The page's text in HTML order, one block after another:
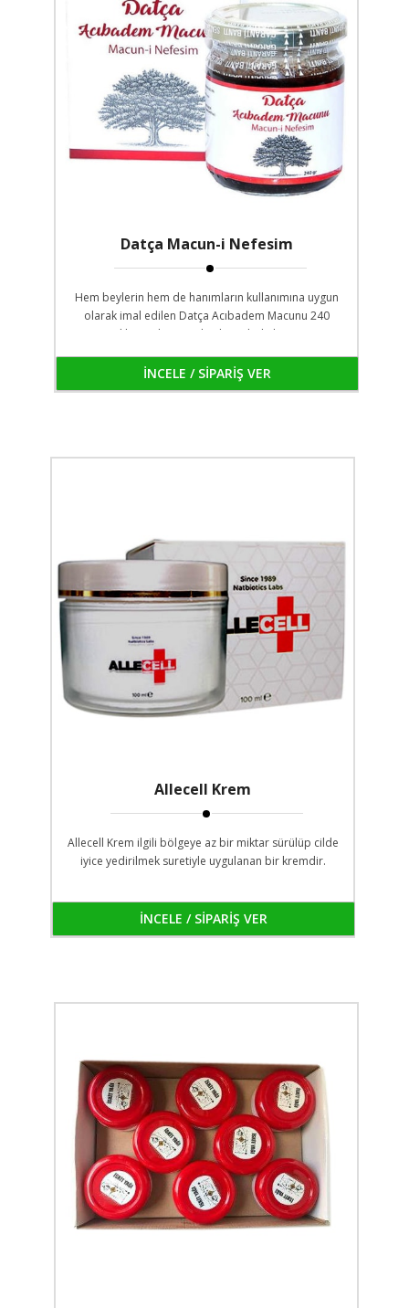
Datça Macun-i Nefesim
Hem beylerin hem de hanımların kullanımına uygun
olarak imal edilen Datça Acıbadem Macunu 240
gramlık cam kavanozlarda ambalajlanmıştır.
İNCELE / SİPARİŞ VER
Allecell Krem
Allecell Krem ilgili bölgeye az bir miktar sürülüp cilde
iyice yedirilmek suretiyle uygulanan bir kremdir.
İNCELE / SİPARİŞ VER